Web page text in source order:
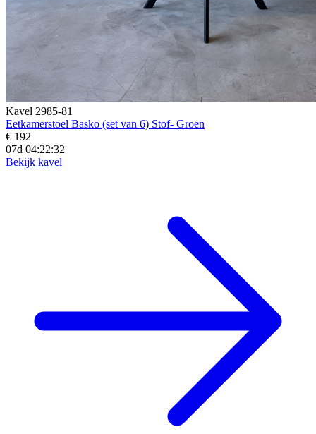
Kavel 2985-81
Eetkamerstoel Basko (set van 6) Stof- Groen
€ 192
07d 04:22:30
Bekijk kavel